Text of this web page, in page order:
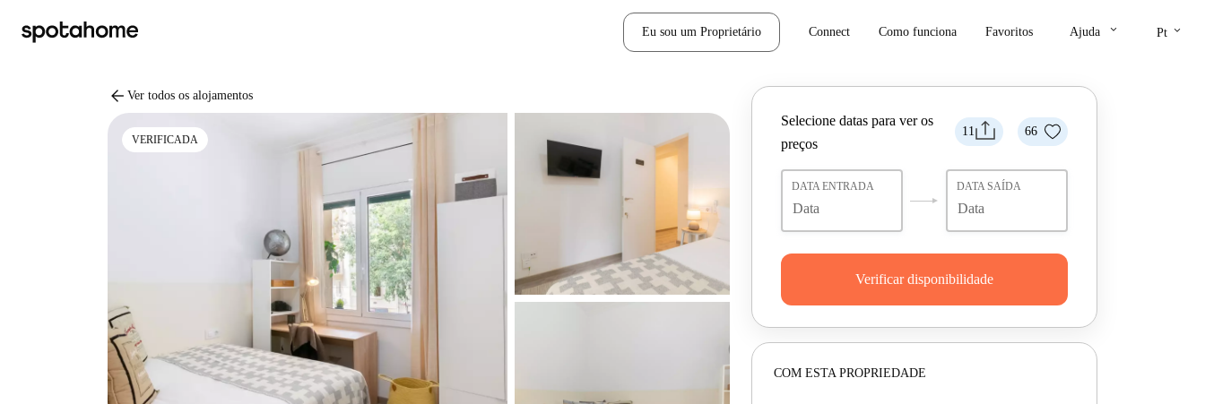
Eu sou um Proprietário Connect Como funciona Favoritos Ajuda keyboard_arrow_down Pt keyboard_arrow_down
arrow_back Ver todos os alojamentos
VERIFICADA
11 66
Selecione datas para ver os
preços
DATA ENTRADA DATA SAÍDA
Verificar disponibilidade
COM ESTA PROPRIEDADE